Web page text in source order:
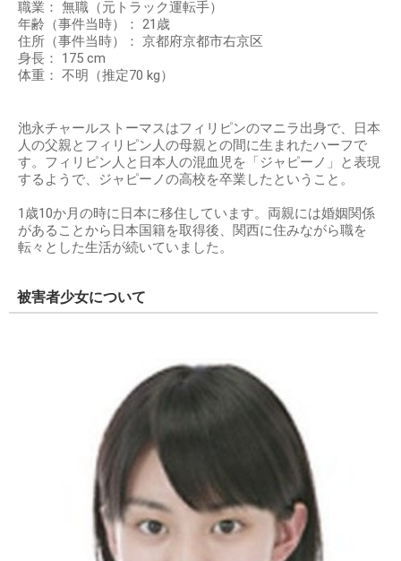
職業： 無職（元トラック運転手）
年齢（事件当時）： 21歳
住所（事件当時）： 京都府京都市右京区
身長： 175 cm
体重： 不明（推定70 kg）
池永チャールストーマスはフィリピンのマニラ出身で、日本
人の父親とフィリピン人の母親との間に生まれたハーフで
す。フィリピン人と日本人の混血児を「ジャピーノ」と表現
するようで、ジャピーノの高校を卒業したということ。
1歳10か月の時に日本に移住しています。両親には婚姻関係
があることから日本国籍を取得後、関西に住みながら職を
転々とした生活が続いていました。
被害者少女について